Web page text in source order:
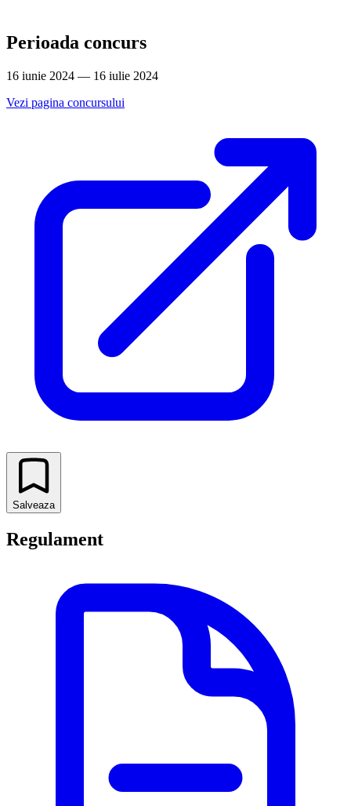
Perioada concurs
16 iunie 2024 — 16 iulie 2024
Vezi pagina concursului
Salveaza
Regulament